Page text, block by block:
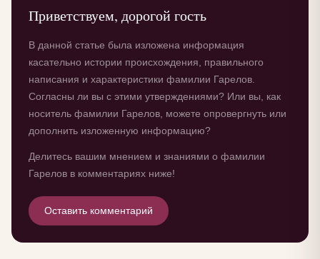
Приветствуем, дорогой гость
В данной статье была изложена информация
касательно истории происхождения, правильного
написания и характеристики фамилии Гарелов.
Согласны ли вы с этими утверждениями? Или вы, как
носитель фамилии Гарелов, можете опровергнуть или
дополнить изложенную информацию?
Делитесь вашим мнением и знаниями о фамилии
Гарелов в комментариях ниже!
Оставить комментарий